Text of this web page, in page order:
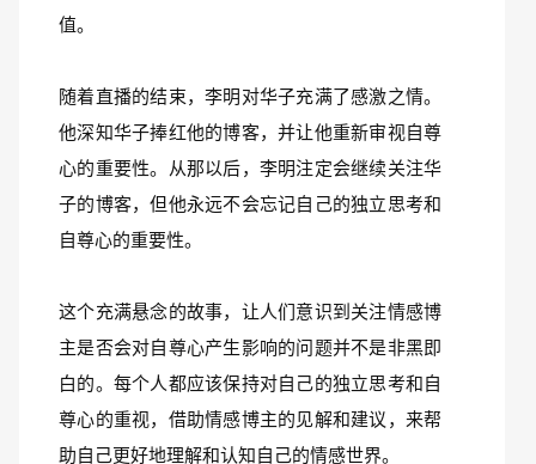
值。
随着直播的结束，李明对华子充满了感激之情。
他深知华子捧红他的博客，并让他重新审视自尊
心的重要性。从那以后，李明注定会继续关注华
子的博客，但他永远不会忘记自己的独立思考和
自尊心的重要性。
这个充满悬念的故事，让人们意识到关注情感博
主是否会对自尊心产生影响的问题并不是非黑即
白的。每个人都应该保持对自己的独立思考和自
尊心的重视，借助情感博主的见解和建议，来帮
助自己更好地理解和认知自己的情感世界。